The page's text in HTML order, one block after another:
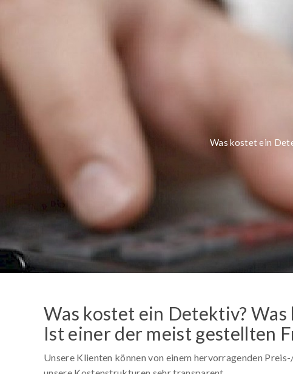
KOSTENLOSE-HOTLINE
Rufen Sie kostenfrei an:
0800 / 589 03 04
Deutschlandweit gebührenfrei!
Mo. bis Sa. von 8 bis 20 Uhr
Was kostet ein
Was kostet ein Detektiv?
Ist einer der meist gestellten
Unsere Klienten können von einem hervorragenden